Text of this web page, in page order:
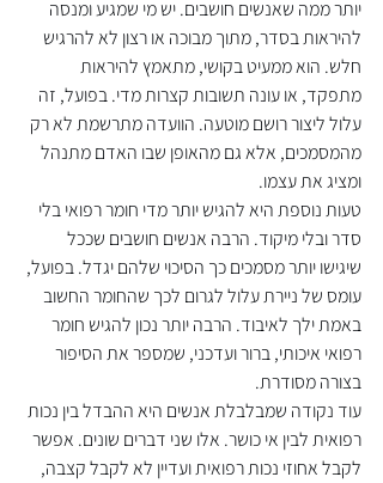
יותר ממה שאנשים חושבים. יש מי שמגיע ומנסה
להיראות בסדר, מתוך מבוכה או רצון לא להרגיש
חלש. הוא ממעיט בקושי, מתאמץ להיראות
מתפקד, או עונה תשובות קצרות מדי. בפועל, זה
עלול ליצור רושם מוטעה. הוועדה מתרשמת לא רק
מהמסמכים, אלא גם מהאופן שבו האדם מתנהל
ומציג את עצמו.
טעות נוספת היא להגיש יותר מדי חומר רפואי בלי
סדר ובלי מיקוד. הרבה אנשים חושבים שככל
שיגישו יותר מסמכים כך הסיכוי שלהם יגדל. בפועל,
עומס של ניירת עלול לגרום לכך שהחומר החשוב
באמת ילך לאיבוד. הרבה יותר נכון להגיש חומר
רפואי איכותי, ברור ועדכני, שמספר את הסיפור
בצורה מסודרת.
עוד נקודה שמבלבלת אנשים היא ההבדל בין נכות
רפואית לבין אי כושר. אלו שני דברים שונים. אפשר
לקבל אחוזי נכות רפואית ועדיין לא לקבל קצבה,